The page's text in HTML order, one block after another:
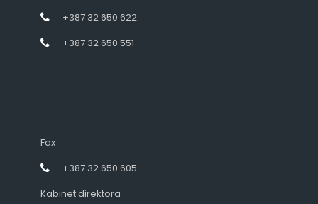
+387 32 650 622
+387 32 650 551
Fax
+387 32 650 605
Kabinet direktora